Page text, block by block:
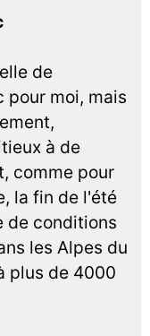
de
pour moi, mais
à de
comme pour
la fin de l'été
de conditions
les Alpes du
plus de 4000